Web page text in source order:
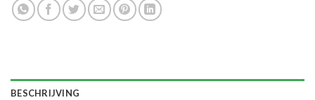
BESCHRIJVING